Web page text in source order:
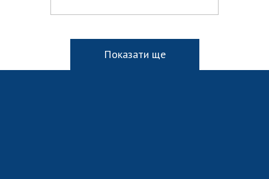
Показати ще